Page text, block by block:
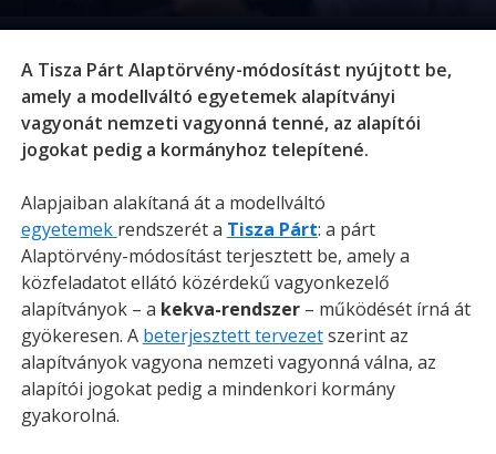
A Tisza Párt Alaptörvény-módosítást nyújtott be,
amely a modellváltó egyetemek alapítványi
vagyonát nemzeti vagyonná tenné, az alapítói
jogokat pedig a kormányhoz telepítené.
Alapjaiban alakítaná át a modellváltó
egyetemek rendszerét a Tisza Párt: a párt
Alaptörvény-módosítást terjesztett be, amely a
közfeladatot ellátó közérdekű vagyonkezelő
alapítványok – a kekva-rendszer– működését írná át
gyökeresen. A beterjesztett tervezetszerint az
alapítványok vagyona nemzeti vagyonná válna, az
alapítói jogokat pedig a mindenkori kormány
gyakorolná.